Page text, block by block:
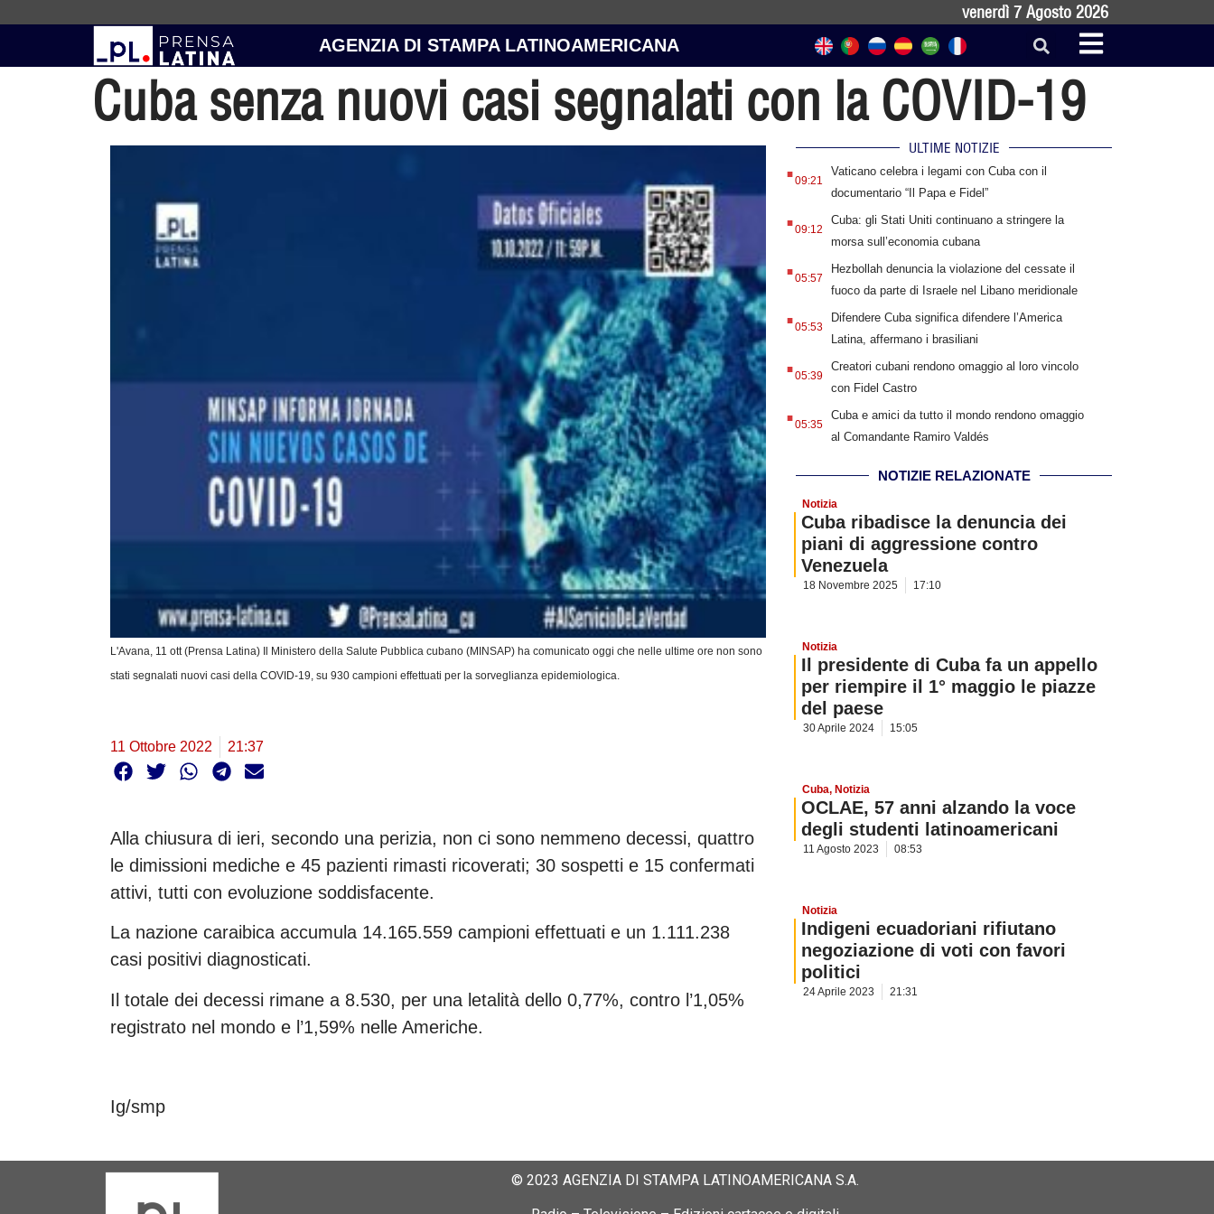
venerdì 7 Agosto 2026
AGENZIA DI STAMPA LATINOAMERICANA
Cuba senza nuovi casi segnalati con la COVID-19
L'Avana, 11 ott (Prensa Latina) Il Ministero della Salute Pubblica cubano (MINSAP) ha comunicato oggi che nelle ultime ore non sono
stati segnalati nuovi casi della COVID-19, su 930 campioni effettuati per la sorveglianza epidemiologica.
11 Ottobre 2022 21:37
Alla chiusura di ieri, secondo una perizia, non ci sono nemmeno decessi, quattro
le dimissioni mediche e 45 pazienti rimasti ricoverati; 30 sospetti e 15 confermati
attivi, tutti con evoluzione soddisfacente.
La nazione caraibica accumula 14.165.559 campioni effettuati e un 1.111.238
casi positivi diagnosticati.
Il totale dei decessi rimane a 8.530, per una letalità dello 0,77%, contro l’1,05%
registrato nel mondo e l’1,59% nelle Americhe.
Ig/smp
ULTIME NOTIZIE
.09:21
Vaticano celebra i legami con Cuba con il
documentario “Il Papa e Fidel”
.09:12
Cuba: gli Stati Uniti continuano a stringere la
morsa sull’economia cubana
.05:57
Hezbollah denuncia la violazione del cessate il
fuoco da parte di Israele nel Libano meridionale
.05:53
Difendere Cuba significa difendere l’America
Latina, affermano i brasiliani
.05:39
Creatori cubani rendono omaggio al loro vincolo
con Fidel Castro
.05:35
Cuba e amici da tutto il mondo rendono omaggio
al Comandante Ramiro Valdés
NOTIZIE RELAZIONATE
Notizia
Cuba ribadisce la denuncia dei
piani di aggressione contro
Venezuela
18 Novembre 2025 17:10
Notizia
Il presidente di Cuba fa un appello
per riempire il 1° maggio le piazze
del paese
30 Aprile 2024 15:05
Cuba, Notizia
OCLAE, 57 anni alzando la voce
degli studenti latinoamericani
11 Agosto 2023 08:53
Notizia
Indigeni ecuadoriani rifiutano
negoziazione di voti con favori
politici
24 Aprile 2023 21:31
© 2023 AGENZIA DI STAMPA LATINOAMERICANA S.A.